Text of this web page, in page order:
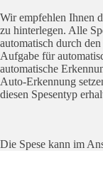
Wir empfehlen Ihnen
zu hinterlegen. Alle
automatisch durch
Aufgabe für
automatische
Auto-Erkennung
diesen Spesentyp
Die Spese kann im